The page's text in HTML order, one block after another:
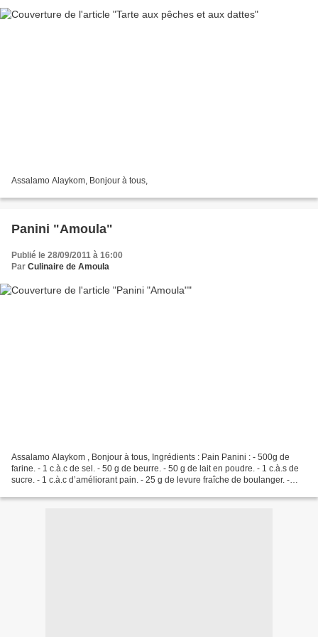
Assalamo Alaykom, Bonjour à tous,
Panini "Amoula"
Publié le 28/09/2011 à 16:00
Par Culinaire de Amoula
Assalamo Alaykom , Bonjour à tous, Ingrédients : Pain Panini : - 500g de
farine. - 1 c.à.c de sel. - 50 g de beurre. - 50 g de lait en poudre. - 1 c.à.s de
sucre. - 1 c.à.c d’améliorant pain. - 25 g de levure fraîche de boulanger. -